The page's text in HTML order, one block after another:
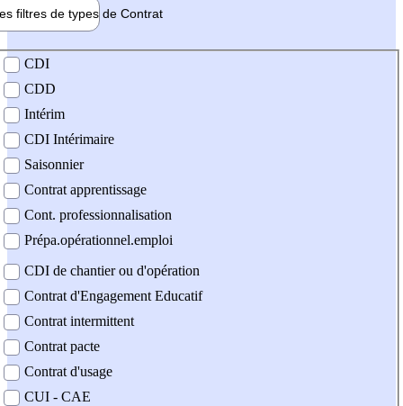
filtres de types de Contrat
contrat
CDI
CDD
Intérim
CDI Intérimaire
Saisonnier
Contrat apprentissage
Cont. professionnalisation
Prépa.opérationnel.emploi
CDI de chantier ou d'opération
Contrat d'Engagement Educatif
Contrat intermittent
Contrat pacte
Contrat d'usage
CUI - CAE